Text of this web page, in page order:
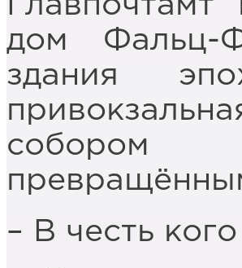
дом Фальц-
здания
собором
– В честь